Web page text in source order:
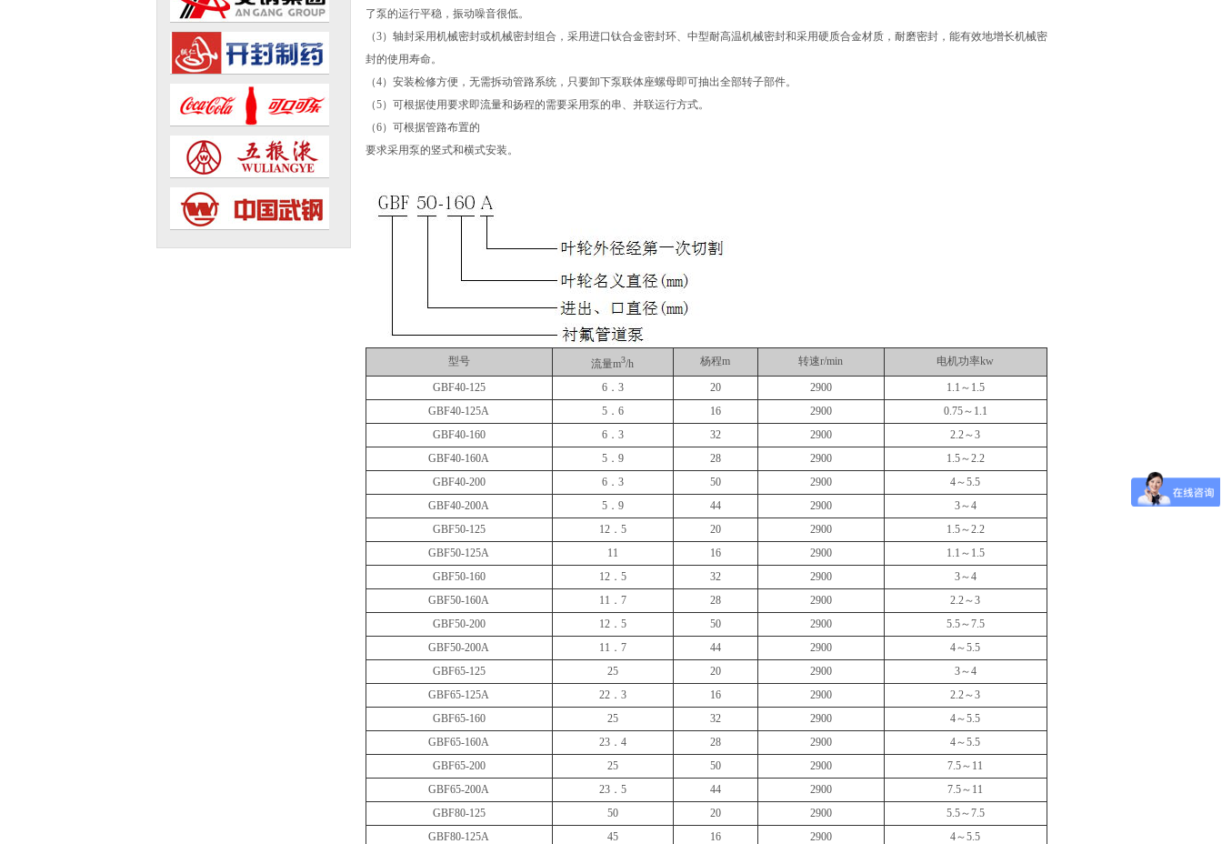
了泵的运行平稳，振动噪音很低。
（3）轴封采用机械密封或机械密封组合，采用进口钛合金密封环、中型耐高温机械密封和采用硬质合金材质，耐磨密封，能有效地增长机械密
封的使用寿命。
（4）安装检修方便，无需拆动管路系统，只要卸下泵联体座螺母即可抽出全部转子部件。
（5）可根据使用要求即流量和扬程的需要采用泵的串、并联运行方式。
（6）可根据管路布置的
要求采用泵的竖式和横式安装。
型号 流量m3/h 杨程m 转速r/min 电机功率kw
GBF40-125 6．3 20 2900
1.1～1.5
GBF40-125A
5．6 16 2900
0.75～1.1
GBF40-160
6．3 32 2900
2.2～3
GBF40-160A
5．9 28 2900
1.5～2.2
GBF40-200
6．3 50 2900
4～5.5
GBF40-200A
5．9 44 2900
3～4
GBF50-125
12．5 20 2900
1.5～2.2
GBF50-125A
11 16 2900
1.1～1.5
GBF50-160
12．5 32 2900
3～4
GBF50-160A
11．7 28 2900
2.2～3
GBF50-200
12．5 50 2900
5.5～7.5
GBF50-200A
11．7 44 2900
4～5.5
GBF65-125
25 20 2900
3～4
GBF65-125A
22．3 16 2900
2.2～3
GBF65-160
25 32 2900
4～5.5
GBF65-160A
23．4 28 2900
4～5.5
GBF65-200
25 50 2900
7.5～11
GBF65-200A
23．5 44 2900
7.5～11
GBF80-125
50 20 2900
5.5～7.5
GBF80-125A
45 16 2900
4～5.5